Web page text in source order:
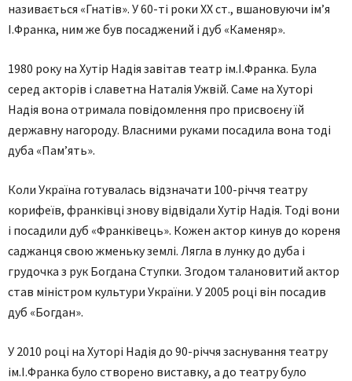
називається «Гнатів». У 60-ті роки XX ст., вшановуючи ім’я
І.Франка, ним же був посаджений і дуб «Каменяр».
1980 року на Хутір Надія завітав театр ім.І.Франка. Була
серед акторів і славетна Наталія Ужвій. Саме на Хуторі
Надія вона отримала повідомлення про присвоєну їй
державну нагороду. Власними руками посадила вона тоді
дуба «Пам’ять».
Коли Україна готувалась відзначати 100-річчя театру
корифеїв, франківці знову відвідали Хутір Надія. Тоді вони
і посадили дуб «Франківець». Кожен актор кинув до кореня
саджанця свою жменьку землі. Лягла в лунку до дуба і
грудочка з рук Богдана Ступки. Згодом талановитий актор
став міністром культури України. У 2005 році він посадив
дуб «Богдан».
У 2010 році на Хуторі Надія до 90-річчя заснування театру
ім.І.Франка було створено виставку, а до театру було